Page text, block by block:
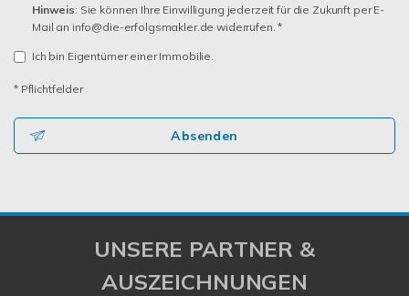
Hinweis: Sie können Ihre Einwilligung jederzeit für die Zukunft per E-
Mail an info@die-erfolgsmakler.de widerrufen. *
Ich bin Eigentümer einer Immobilie.
* Pflichtfelder
Absenden
UNSERE PARTNER &
AUSZEICHNUNGEN